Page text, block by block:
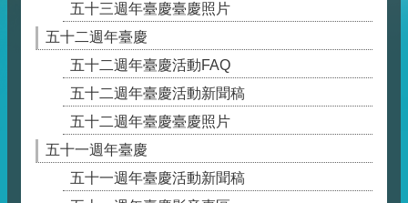
五十三週年臺慶臺慶照片
五十二週年臺慶
五十二週年臺慶活動FAQ
五十二週年臺慶活動新聞稿
五十二週年臺慶臺慶照片
五十一週年臺慶
五十一週年臺慶活動新聞稿